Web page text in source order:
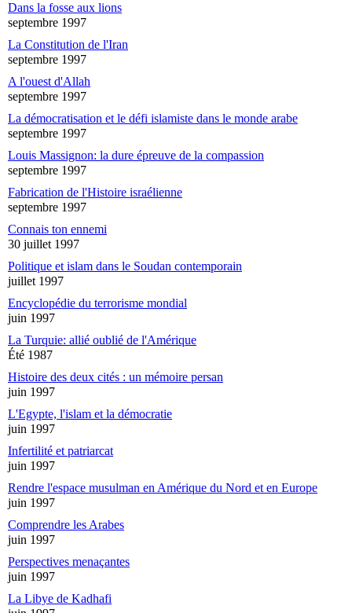
Dans la fosse aux lions
septembre 1997
La Constitution de l'Iran
septembre 1997
A l'ouest d'Allah
septembre 1997
La démocratisation et le défi islamiste dans le monde arabe
septembre 1997
Louis Massignon: la dure épreuve de la compassion
septembre 1997
Fabrication de l'Histoire israélienne
septembre 1997
Connais ton ennemi
30 juillet 1997
Politique et islam dans le Soudan contemporain
juillet 1997
Encyclopédie du terrorisme mondial
juin 1997
La Turquie: allié oublié de l'Amérique
Été 1987
Histoire des deux cités : un mémoire persan
juin 1997
L'Egypte, l'islam et la démocratie
juin 1997
Infertilité et patriarcat
juin 1997
Rendre l'espace musulman en Amérique du Nord et en Europe
juin 1997
Comprendre les Arabes
juin 1997
Perspectives menaçantes
juin 1997
La Libye de Kadhafi